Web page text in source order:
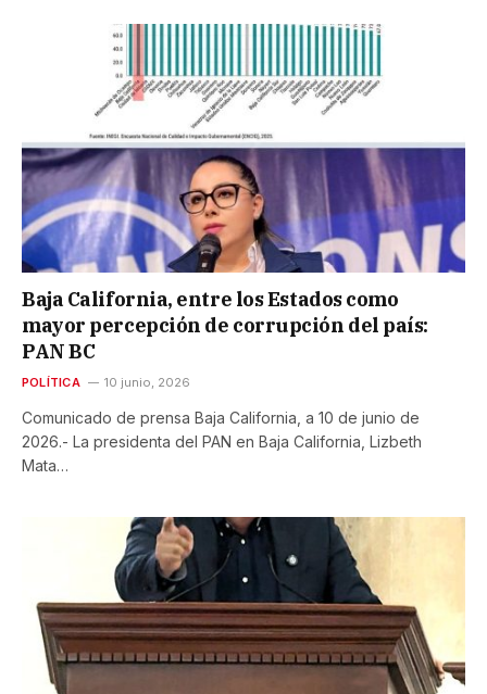
Baja California, entre los Estados como
mayor percepción de corrupción del país:
PAN BC
POLÍTICA 10 junio, 2026
Comunicado de prensa Baja California, a 10 de junio de
2026.- La presidenta del PAN en Baja California, Lizbeth
Mata…